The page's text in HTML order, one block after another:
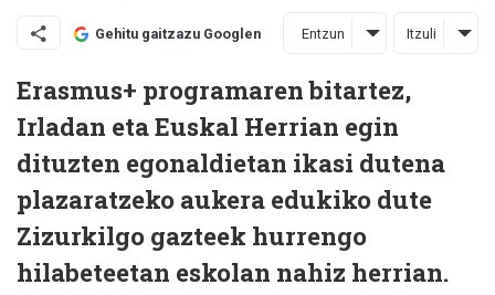
Gehitu gaitzazu Googlen Entzun Itzuli
Erasmus+ programaren bitartez,
Irladan eta Euskal Herrian egin
dituzten egonaldietan ikasi dutena
plazaratzeko aukera edukiko dute
Zizurkilgo gazteek hurrengo
hilabeteetan eskolan nahiz herrian.